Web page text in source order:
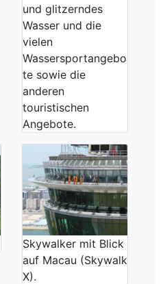
und glitzerndes
Wasser und die
vielen
Wassersportangebo
te sowie die
anderen
touristischen
Angebote.
Skywalker mit Blick
auf Macau (Skywalk
X).